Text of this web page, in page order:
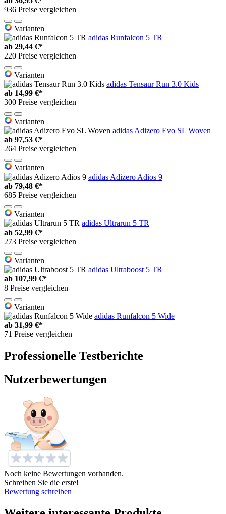
936 Preise vergleichen
Varianten
adidas Runfalcon 5 TR
ab 29,44 €*
220 Preise vergleichen
Varianten
adidas Tensaur Run 3.0 Kids
ab 14,99 €*
300 Preise vergleichen
Varianten
adidas Adizero Evo SL Woven
ab 97,53 €*
264 Preise vergleichen
Varianten
adidas Adizero Adios 9
ab 79,48 €*
685 Preise vergleichen
Varianten
adidas Ultrarun 5 TR
ab 52,99 €*
273 Preise vergleichen
Varianten
adidas Ultraboost 5 TR
ab 107,99 €*
8 Preise vergleichen
Varianten
adidas Runfalcon 5 Wide
ab 31,99 €*
71 Preise vergleichen
Professionelle Testberichte
Nutzerbewertungen
Noch keine Bewertungen vorhanden.
Schreiben Sie die erste!
Bewertung schreiben